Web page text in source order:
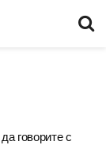
говорите с